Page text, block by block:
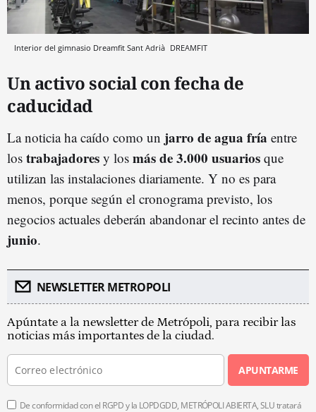
Interior del gimnasio Dreamfit Sant Adrià DREAMFIT
Un activo social con fecha de
caducidad
La noticia ha caído como un jarro de agua fría entre
los trabajadores y los más de 3.000 usuarios que
utilizan las instalaciones diariamente. Y no es para
menos, porque según el cronograma previsto, los
negocios actuales deberán abandonar el recinto antes de
junio.
NEWSLETTER METROPOLI
Apúntate a la newsletter de Metrópoli, para recibir las
noticias más importantes de la ciudad.
APUNTARME
De conformidad con el RGPD y la LOPDGDD, METRÓPOLI ABIERTA, SLU tratará